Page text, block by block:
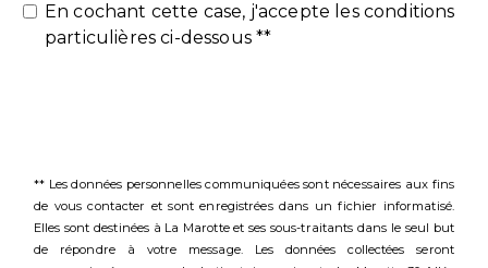
En cochant cette case, j'accepte les conditions
particulières ci-dessous **
** Les données personnelles communiquées sont nécessaires aux fins
de vous contacter et sont enregistrées dans un fichier informatisé.
Elles sont destinées à La Marotte et ses sous-traitants dans le seul but
de répondre à votre message. Les données collectées seront